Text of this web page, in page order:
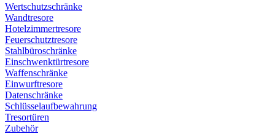
Wertschutzschränke
Wandtresore
Hotelzimmertresore
Feuerschutztresore
Stahlbüroschränke
Einschwenktürtresore
Waffenschränke
Einwurftresore
Datenschränke
Schlüsselaufbewahrung
Tresortüren
Zubehör